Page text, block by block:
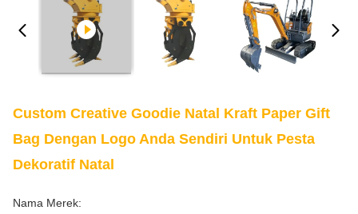
Custom Creative Goodie Natal Kraft Paper Gift
Bag Dengan Logo Anda Sendiri Untuk Pesta
Dekoratif Natal
Nama Merek: